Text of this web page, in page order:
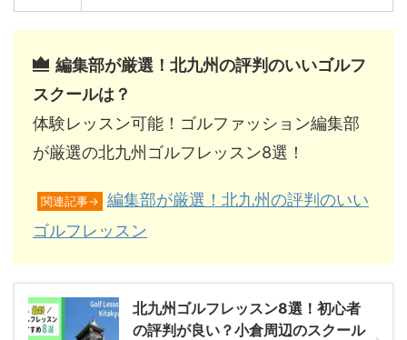
編集部が厳選！北九州の評判のいいゴルフ
スクールは？
体験レッスン可能！ゴルファッション編集部
が厳選の北九州ゴルフレッスン8選！
関連記事→
編集部が厳選！北九州の評判のいい
ゴルフレッスン
北九州ゴルフレッスン8選！初心者
の評判が良い？小倉周辺のスクール